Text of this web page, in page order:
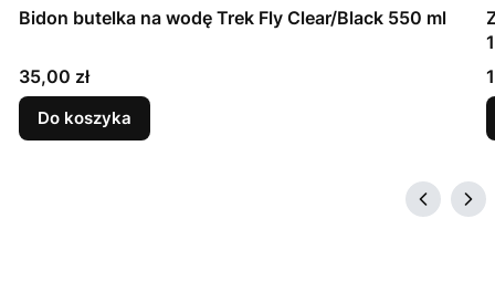
Bidon butelka na wodę Trek Fly Clear/Black 550 ml
Cena
35,00 zł
Do koszyka